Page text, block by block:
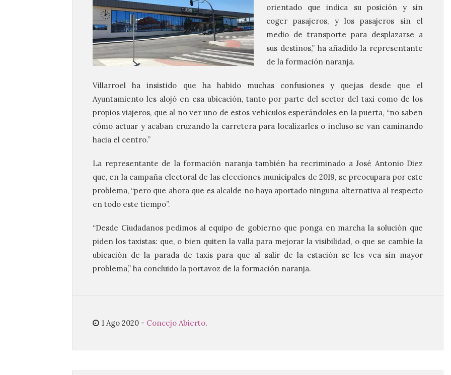
orientado que indica su posición y sin
coger pasajeros, y los pasajeros sin el
medio de transporte para desplazarse a
sus destinos,” ha añadido la representante
de la formación naranja.
Villarroel ha insistido que ha habido muchas confusiones y quejas desde que el
Ayuntamiento les alojó en esa ubicación, tanto por parte del sector del taxi como de los
propios viajeros, que al no ver uno de estos vehículos esperándoles en la puerta, “no saben
cómo actuar y acaban cruzando la carretera para localizarles o incluso se van caminando
hacia el centro.”
La representante de la formación naranja también ha recriminado a José Antonio Diez
que, en la campaña electoral de las elecciones municipales de 2019, se preocupara por este
problema, “pero que ahora que es alcalde no haya aportado ninguna alternativa al respecto
en todo este tiempo”.
“Desde Ciudadanos pedimos al equipo de gobierno que ponga en marcha la solución que
piden los taxistas: que, o bien quiten la valla para mejorar la visibilidad, o que se cambie la
ubicación de la parada de taxis para que al salir de la estación se les vea sin mayor
problema,” ha concluido la portavoz de la formación naranja.
1 Ago 2020 - Concejo Abierto.